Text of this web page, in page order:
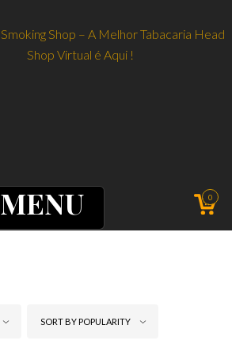
MENU 0
SORT BY POPULARITY